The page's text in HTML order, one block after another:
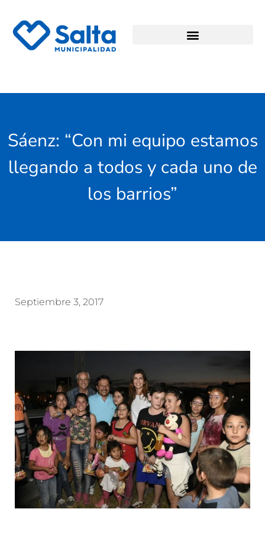
Sáenz: “Con mi equipo estamos
llegando a todos y cada uno de
los barrios”
Septiembre 3, 2017